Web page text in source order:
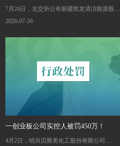
7月24日，北交所公布新疆凯龙清洁能源股份
有限公司（874225）IPO、北京市九州风神
2026-07-26
一创业板公司实控人被罚450万！
4月2日，绍兴贝斯美化工股份有限公司